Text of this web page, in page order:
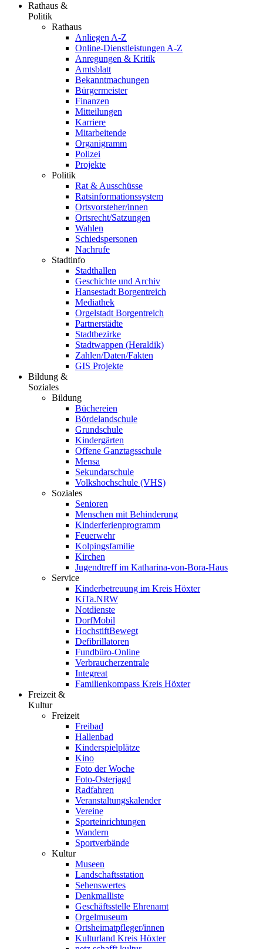
Rathaus &
Politik
Rathaus
Anliegen A-Z
Online-Dienstleistungen A-Z
Anregungen & Kritik
Amtsblatt
Bekanntmachungen
Bürgermeister
Finanzen
Mitteilungen
Karriere
Mitarbeitende
Organigramm
Polizei
Projekte
Politik
Rat & Ausschüsse
Ratsinformationssystem
Ortsvorsteher/innen
Ortsrecht/Satzungen
Wahlen
Schiedspersonen
Nachrufe
Stadtinfo
Stadthallen
Geschichte und Archiv
Hansestadt Borgentreich
Mediathek
Orgelstadt Borgentreich
Partnerstädte
Stadtbezirke
Stadtwappen (Heraldik)
Zahlen/Daten/Fakten
GIS Projekte
Bildung &
Soziales
Bildung
Büchereien
Bördelandschule
Grundschule
Kindergärten
Offene Ganztagsschule
Mensa
Sekundarschule
Volkshochschule (VHS)
Soziales
Senioren
Menschen mit Behinderung
Kinderferienprogramm
Feuerwehr
Kolpingsfamilie
Kirchen
Jugendtreff im Katharina-von-Bora-Haus
Service
Kinderbetreuung im Kreis Höxter
KiTa.NRW
Notdienste
DorfMobil
HochstiftBewegt
Defibrillatoren
Fundbüro-Online
Verbraucherzentrale
Integreat
Familienkompass Kreis Höxter
Freizeit &
Kultur
Freizeit
Freibad
Hallenbad
Kinderspielplätze
Kino
Foto der Woche
Foto-Osterjagd
Radfahren
Veranstaltungskalender
Vereine
Sporteinrichtungen
Wandern
Sportverbände
Kultur
Museen
Landschaftsstation
Sehenswertes
Denkmalliste
Geschäftsstelle Ehrenamt
Orgelmuseum
Ortsheimatpfleger/innen
Kulturland Kreis Höxter